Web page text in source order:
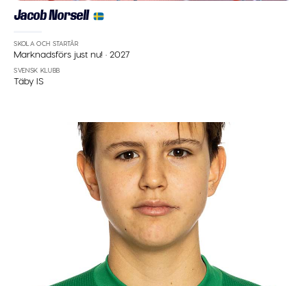
Jacob Norsell
SKOLA OCH STARTÅR
Marknadsförs just nu!·2027
SVENSK KLUBB
Täby IS